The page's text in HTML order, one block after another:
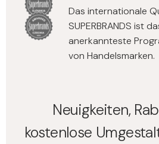
Das internationale
SUPERBRANDS ist
anerkannteste
von Handelsmarken.
Neuigkeiten,
kostenlose